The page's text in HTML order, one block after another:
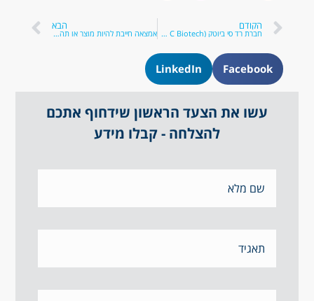
הקודם
חברת רד סי ביוטק (Red C Biotech)
הבא
אמצאה חייבת להיות מוצר או תהליך
Facebook
LinkedIn
עשו את הצעד הראשון שידחוף אתכם
להצלחה - קבלו מידע